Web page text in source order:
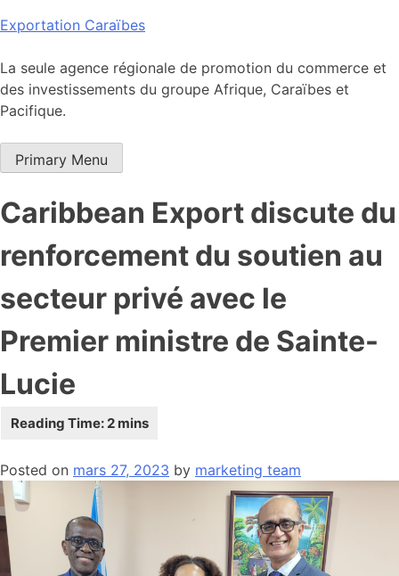
Skip
content
Exportation Caraïbes
La seule agence régionale de promotion du commerce et
des investissements du groupe Afrique, Caraïbes et
Pacifique.
Primary Menu
Caribbean Export discute du
renforcement du soutien au
secteur privé avec le
Premier ministre de Sainte-
Lucie
Posted on mars 27, 2023 by marketing team